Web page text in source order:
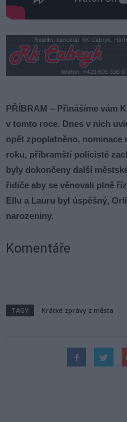
PŘÍBRAM – Přinášíme vám
v tomto roce. Dnes v nich
opět zpoplatněno, nominace
roku, příbramští policisté
byly dokončeny další
řidiče aby se věnovali plně
Ellu a Lauru byl úspěšný,
narozeniny.
Komentáře
TAGY Krátké zprávy z města